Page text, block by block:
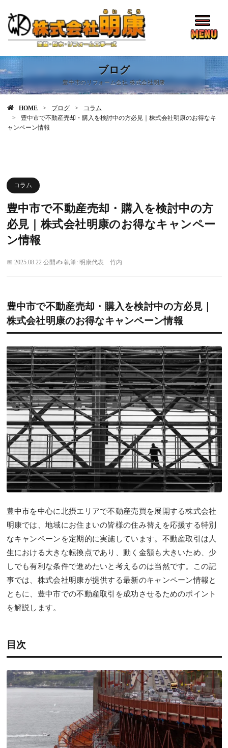
ブログ
豊中市のリフォーム会社 株式会社明康
HOME ブログ
コラム
豊中市で不動産売却・購入を検討中の方必見｜株式会社明康のお得なキ
ャンペーン情報
コラム
豊中市で不動産売却・購入を検討中の方
必見｜株式会社明康のお得なキャンペー
ン情報
2025.08.22 公開 執筆: 明康代表 竹内
豊中市で不動産売却・購入を検討中の方必見｜
株式会社明康のお得なキャンペーン情報
豊中市を中心に北摂エリアで不動産売買を展開する株式会社
明康では、地域にお住まいの皆様の住み替えを応援する特別
なキャンペーンを定期的に実施しています。不動産取引は人
生における大きな転換点であり、動く金額も大きいため、少
しでも有利な条件で進めたいと考えるのは当然です。この記
事では、株式会社明康が提供する最新のキャンペーン情報と
ともに、豊中市での不動産取引を成功させるためのポイント
を解説します。
目次